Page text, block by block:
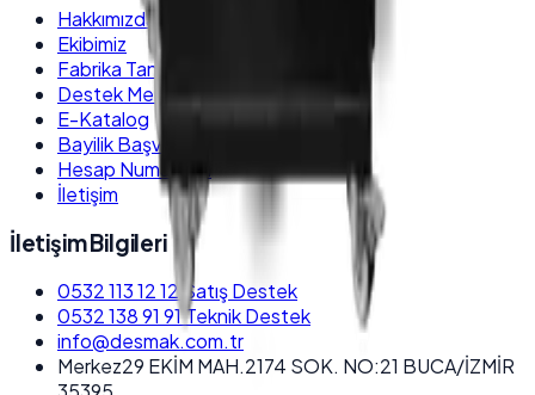
Hakkımızda
Ekibimiz
Fabrika Tanıtım
Destek Merkezi
E-Katalog
Bayilik Başvurusu
Hesap Numaraları
İletişim
İletişim Bilgileri
0532 113 12 12Satış Destek
0532 138 91 91Teknik Destek
info@desmak.com.tr
Merkez29 EKİM MAH.2174 SOK. NO:21 BUCA/İZMİR